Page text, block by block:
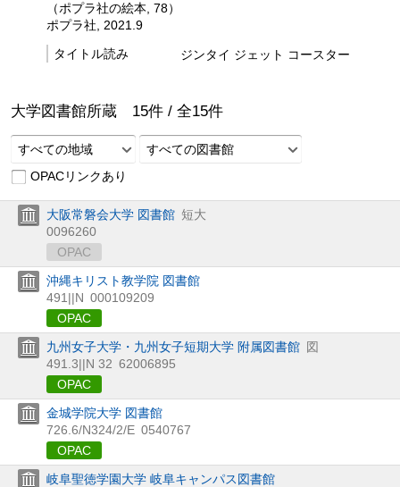
（ポプラ社の絵本, 78）
ポプラ社, 2021.9
タイトル読み
ジンタイ ジェット コースター
大学図書館所蔵 15件 / 全15件
すべての地域
すべての図書館
OPACリンクあり
大阪常磐会大学 図書館 短大
0096260
OPAC
沖縄キリスト教学院 図書館
491||N 000109209
OPAC
九州女子大学・九州女子短期大学 附属図書館 図
491.3||N 32 62006895
OPAC
金城学院大学 図書館
726.6/N324/2/E 0540767
OPAC
岐阜聖徳学園大学 岐阜キャンパス図書館